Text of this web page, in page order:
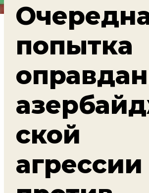
попытка
ской
агрессии